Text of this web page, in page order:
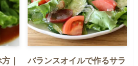
｜
バランスオイルで作るサラ